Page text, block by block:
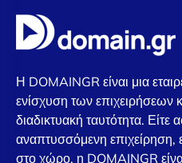
Η DOMAINGR είναι μια
ενίσχυση των επιχειρήσεων
διαδικτυακή ταυτότητα.
αναπτυσσόμενη επιχείρηση,
στο χώρο, η DOMAINGR